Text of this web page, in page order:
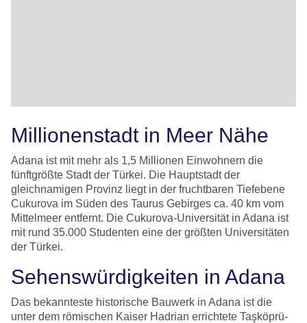
Millionenstadt in Meer Nähe
Adana ist mit mehr als 1,5 Millionen Einwohnern die
fünftgrößte Stadt der Türkei. Die Hauptstadt der
gleichnamigen Provinz liegt in der fruchtbaren Tiefebene
Cukurova im Süden des Taurus Gebirges ca. 40 km vom
Mittelmeer entfernt. Die Cukurova-Universität in Adana ist
mit rund 35.000 Studenten eine der größten Universitäten
der Türkei.
Sehenswürdigkeiten in Adana
Das bekannteste historische Bauwerk in Adana ist die
unter dem römischen Kaiser Hadrian errichtete Taşköprü-